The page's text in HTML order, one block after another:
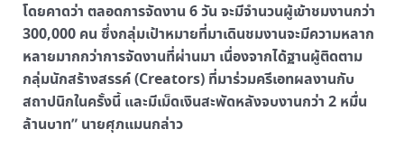
โดยคาดว่า ตลอดการจัดงาน 6 วัน จะมีจำนวนผู้เข้าชมงานกว่า
300,000 คน ซึ่งกลุ่มเป้าหมายที่มาเดินชมงานจะมีความหลาก
หลายมากกว่าการจัดงานที่ผ่านมา เนื่องจากได้ฐานผู้ติดตาม
กลุ่มนักสร้างสรรค์ (Creators) ที่มาร่วมครีเอทผลงานกับ
สถาปนิกในครั้งนี้ และมีเม็ดเงินสะพัดหลังจบงานกว่า 2 หมื่น
ล้านบาท” นายศุภแมนกล่าว